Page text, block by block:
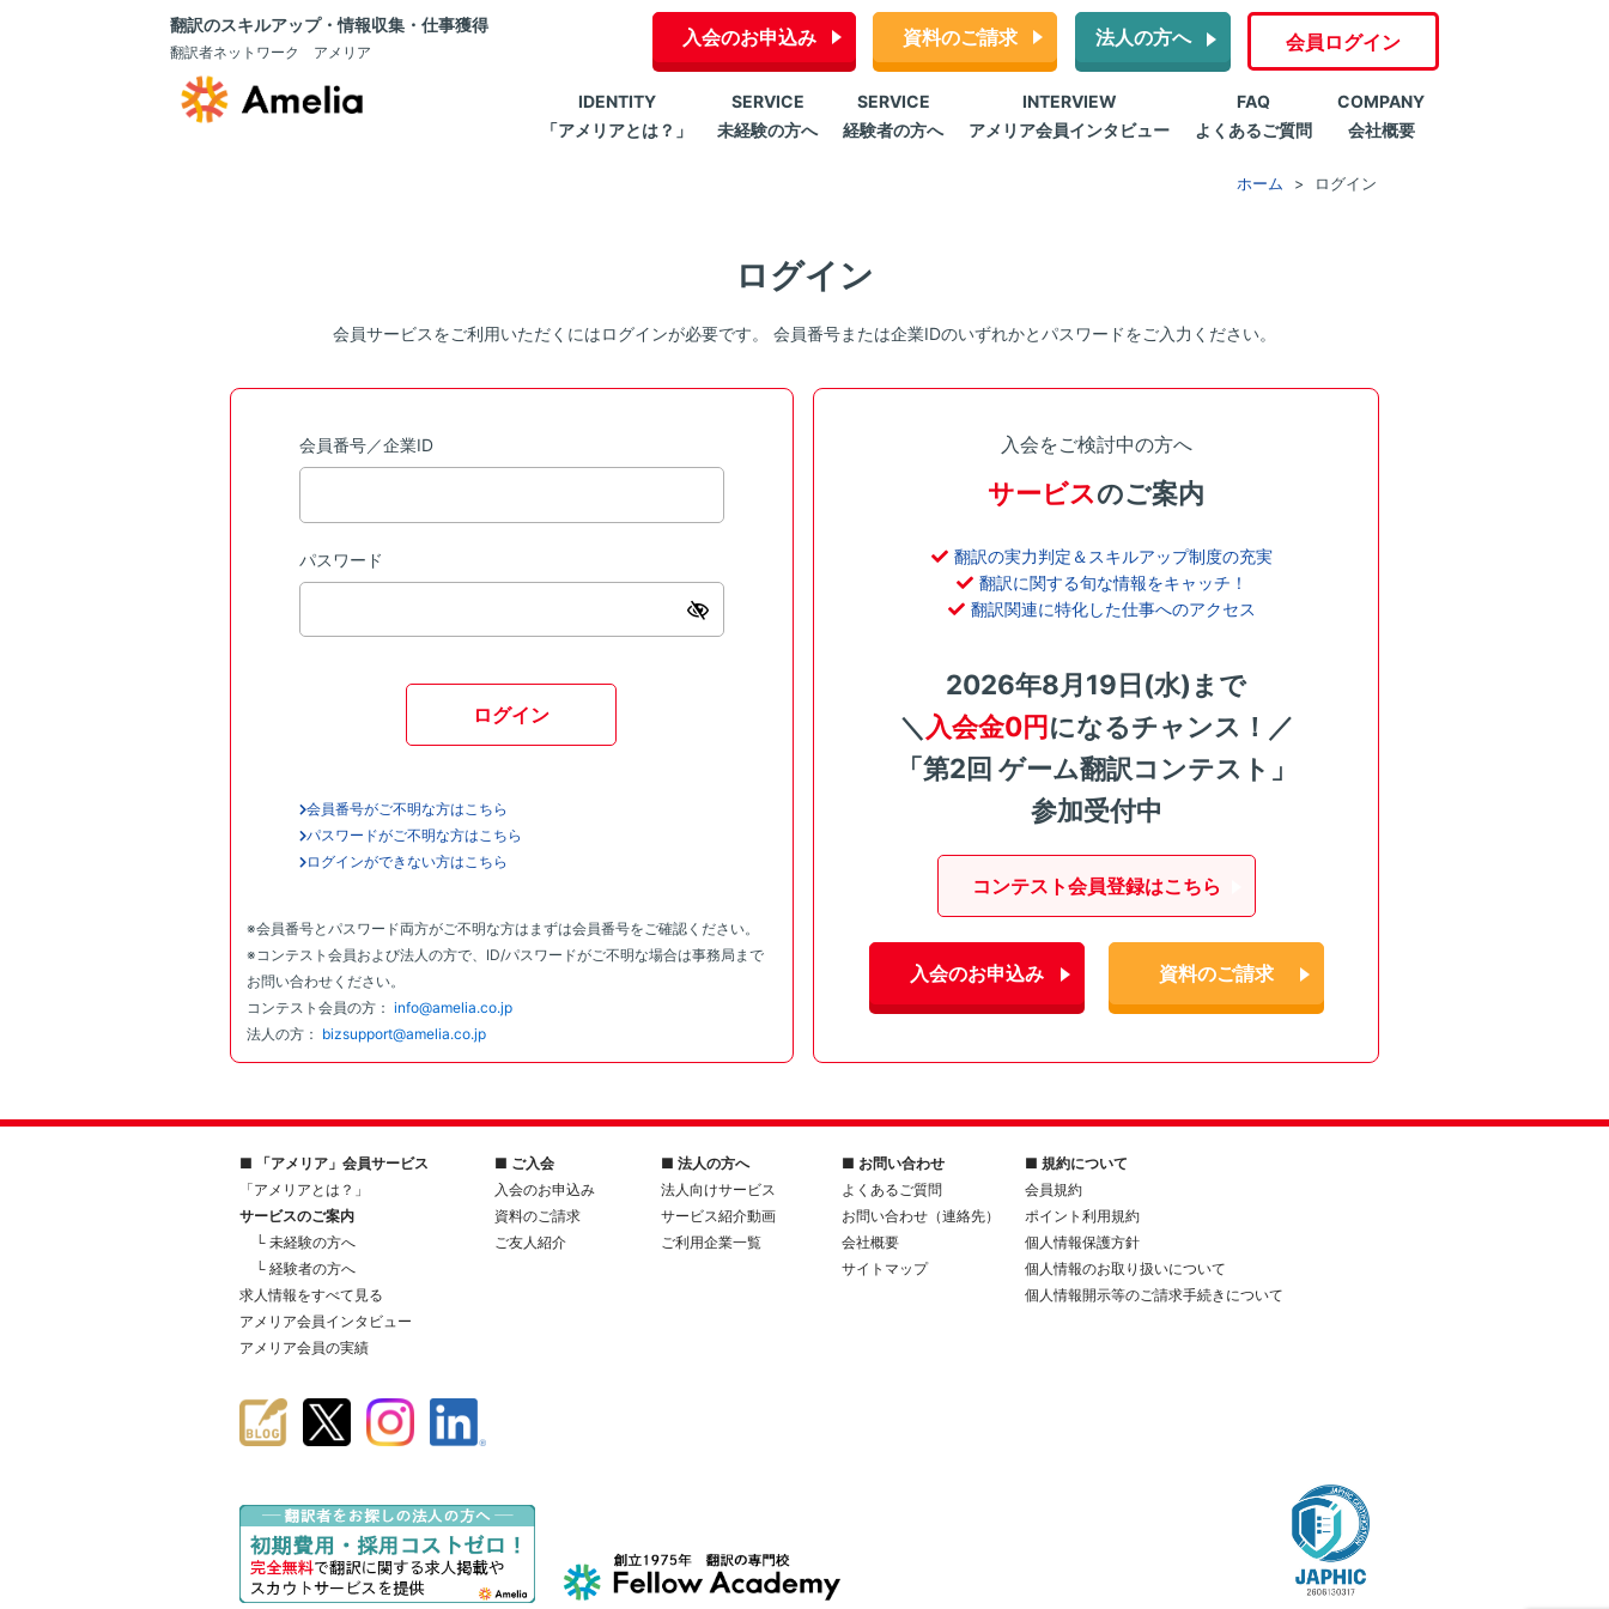
翻訳のスキルアップ・情報収集・仕事獲得
翻訳者ネットワーク アメリア
入会のお申込み 資料のご請求 法人の方へ 会員ログイン
IDENTITY
「アメリアとは？」
SERVICE
未経験の方へ
SERVICE
経験者の方へ
INTERVIEW
アメリア会員インタビュー
FAQ
よくあるご質問
COMPANY
会社概要
ホーム ログイン
ログイン
会員サービスをご利用いただくにはログインが必要です。 会員番号または企業IDのいずれかとパスワードをご入力ください。
会員番号／企業ID
パスワード
ログイン
会員番号がご不明な方はこちら
パスワードがご不明な方はこちら
ログインができない方はこちら
※会員番号とパスワード両方がご不明な方はまずは会員番号をご確認ください。
※コンテスト会員および法人の方で、ID/パスワードがご不明な場合は事務局まで
お問い合わせください。
コンテスト会員の方： info@amelia.co.jp
法人の方： bizsupport@amelia.co.jp
入会をご検討中の方へ
サービスのご案内
翻訳の実力判定＆スキルアップ制度の充実
翻訳に関する旬な情報をキャッチ！
翻訳関連に特化した仕事へのアクセス
2026年8月19日(水)まで
＼ 入会金0円になるチャンス！／
「第2回 ゲーム翻訳コンテスト」
参加受付中
コンテスト会員登録はこちら
入会のお申込み 資料のご請求
■ 「アメリア」会員サービス
「アメリアとは？」
サービスのご案内
└ 未経験の方へ
└ 経験者の方へ
求人情報をすべて見る
アメリア会員インタビュー
アメリア会員の実績
■ ご入会
入会のお申込み
資料のご請求
ご友人紹介
■ 法人の方へ
法人向けサービス
サービス紹介動画
ご利用企業一覧
■ お問い合わせ
よくあるご質問
お問い合わせ（連絡先）
会社概要
サイトマップ
■ 規約について
会員規約
ポイント利用規約
個人情報保護方針
個人情報のお取り扱いについて
個人情報開示等のご請求手続きについて